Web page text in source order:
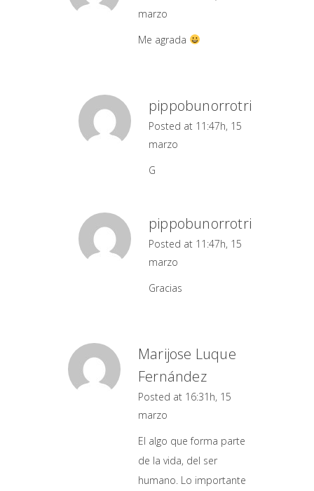
marzo
Me agrada
pippobunorrotri
Posted at 11:47h, 15
marzo
G
pippobunorrotri
Posted at 11:47h, 15
marzo
Gracias
Marijose Luque
Fernández
Posted at 16:31h, 15
marzo
El algo que forma parte
de la vida, del ser
humano. Lo importante